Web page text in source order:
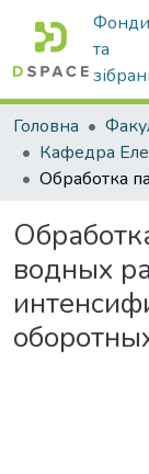
Фонди
та
Головна
водных